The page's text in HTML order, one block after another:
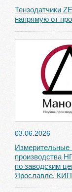
Тензодатчики
напрямую от
03.06.2026
Измерительные
производства
по заводским
Ярославле.